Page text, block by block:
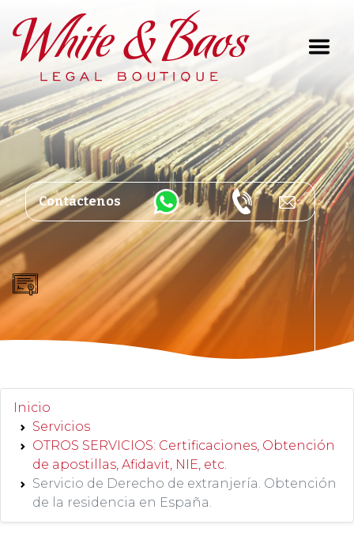
Main Navigation
Contáctenos
Inicio
Servicios
OTROS SERVICIOS: Certificaciones, Obtención
de apostillas, Afidavit, NIE, etc.
Servicio de Derecho de extranjería. Obtención
de la residencia en España.